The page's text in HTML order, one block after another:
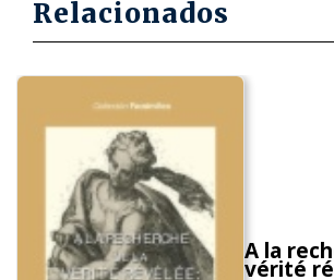
Relacionados
A la
vérité